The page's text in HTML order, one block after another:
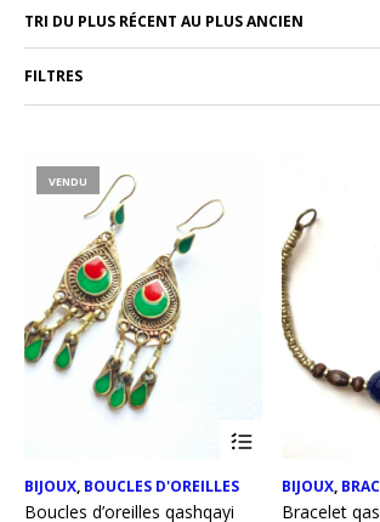
FILTRES
VENDU
BIJOUX, BOUCLES D'OREILLES
Boucles d’oreilles qashqayi
BIJOUX,
Bracelet